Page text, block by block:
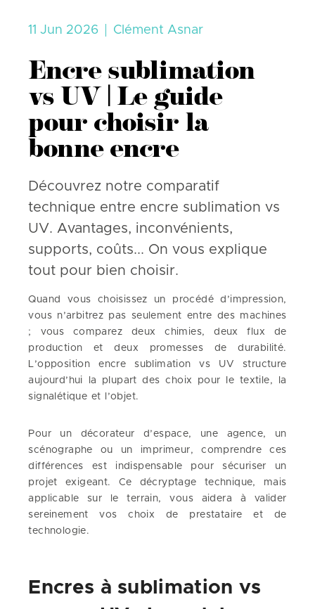
11 Jun 2026 Clément Asnar
Encre sublimation
vs UV | Le guide
pour choisir la
bonne encre
Découvrez notre comparatif
technique entre encre sublimation vs
UV. Avantages, inconvénients,
supports, coûts... On vous explique
tout pour bien choisir.
Quand vous choisissez un procédé d’impression,
vous n’arbitrez pas seulement entre des machines
; vous comparez deux chimies, deux flux de
production et deux promesses de durabilité.
L’opposition encre sublimation vs UV structure
aujourd’hui la plupart des choix pour le textile, la
signalétique et l’objet.
Pour un décorateur d’espace, une agence, un
scénographe ou un imprimeur, comprendre ces
différences est indispensable pour sécuriser un
projet exigeant. Ce décryptage technique, mais
applicable sur le terrain, vous aidera à valider
sereinement vos choix de prestataire et de
technologie.
Encres à sublimation vs